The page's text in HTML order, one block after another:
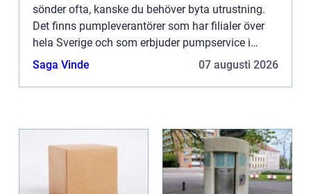
sönder ofta, kanske du behöver byta utrustning.
Det finns pumpleverantörer som har filialer över
hela Sverige och som erbjuder pumpservice i
Jönköping. Kontakta dem, s&arin...
Saga Vinde 07 augusti 2026